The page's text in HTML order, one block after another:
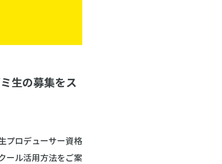
生の募集をス
プロデューサー資格
ール活用方法をご案